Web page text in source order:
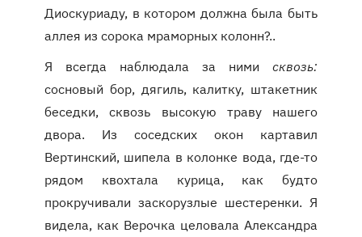
Диоскуриаду, в котором должна была быть
аллея из сорока мраморных колонн?..
Я всегда наблюдала за ними сквозь:
сосновый бор, дягиль, калитку, штакетник
беседки, сквозь высокую траву нашего
двора. Из соседских окон картавил
Вертинский, шипела в колонке вода, где-то
рядом квохтала курица, как будто
прокручивали заскорузлые шестеренки. Я
видела, как Верочка целовала Александра